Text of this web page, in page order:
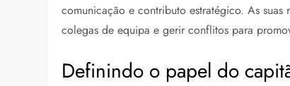
comunicação e contributo estratégico. As
colegas de equipa e gerir conflitos para
Definindo o papel do